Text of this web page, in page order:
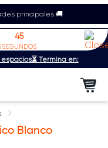
principales 🚚
Termina en:
45
SEGUNDOS
Blanco